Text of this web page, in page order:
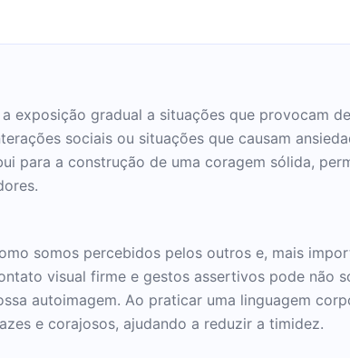
exposição gradual a situações que provocam
sociais ou situações que causam
para a construção de uma coragem sólida,
somos percebidos pelos outros e, mais
visual firme e gestos assertivos pode não
autoimagem. Ao praticar uma linguagem
e corajosos, ajudando a reduzir a timidez.